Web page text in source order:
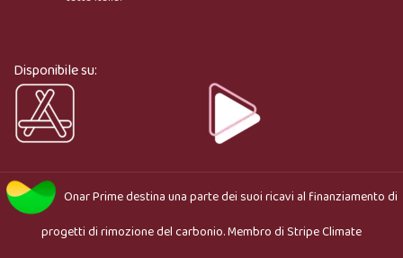
Disponibile su:
Onar Primedestina una parte dei suoi ricavi al finanziamento di
progetti di rimozione del carbonio. Membro diStripe Climate